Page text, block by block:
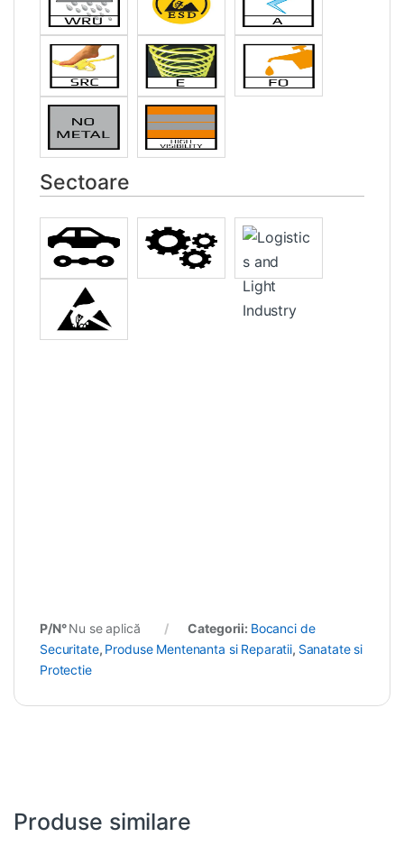
Sectoare
P/N°Nu se aplică Categorii: Bocanci de
Securitate, Produse Mentenanta si Reparatii, Sanatate si
Protectie
Produse similare